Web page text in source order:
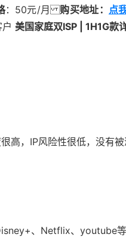
：50元/月购买地址： 点
美国家庭双ISP | 1H1G款
高，IP风险性很低，没有被
、Netflix、youtube